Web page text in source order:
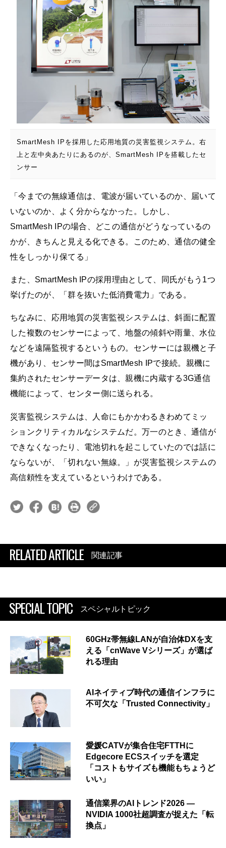
SmartMesh IPを採用した応用地質の災害監視システム。右
上と左中央あたりにあるのが、SmartMesh IPを搭載したセ
ンサー
「今までの無線通信は、電波が届いているのか、届いて
いないのか、よく分からなかった。しかし、
SmartMesh IPの場合、どこの通信がどうなっているの
かが、きちんと見える化できる。このため、通信の健全
性をしっかり保てる」
また、SmartMesh IPの採用理由として、同氏がもう1つ
挙げたのが、「群を抜いた低消費電力」である。
ちなみに、応用地質の災害監視システムは、斜面に配置
した複数のセンサーによって、地盤の傾斜や雨量、水位
などを遠隔監視するというもの。センサーには親機と子
機があり、センサー間はSmartMesh IPで接続。親機に
集約されたセンサーデータは、親機に内蔵する3G通信
機能によって、センター側に送られる。
災害監視システムは、人命にもかかわるきわめてミッ
ションクリティカルなシステムだ。万一のとき、通信が
できなくなったり、電池切れを起こしていたのでは話に
ならないが、「切れない無線。」が災害監視システムの
高信頼性を支えているというわけである。
RELATED ARTICLE 関連記事
SPECIAL TOPIC スペシャルトピック
60GHz帯無線LANが自治体DXを支
える「cnWave Vシリーズ」が選ば
れる理由
AIネイティブ時代の通信インフラに
不可欠な「Trusted Connectivity」
愛媛CATVが集合住宅FTTHに
Edgecore ECSスイッチを選定
「コストもサイズも機能もちょうど
いい」
通信業界のAIトレンド2026 ―
NVIDIA 1000社超調査が捉えた「転
換点」